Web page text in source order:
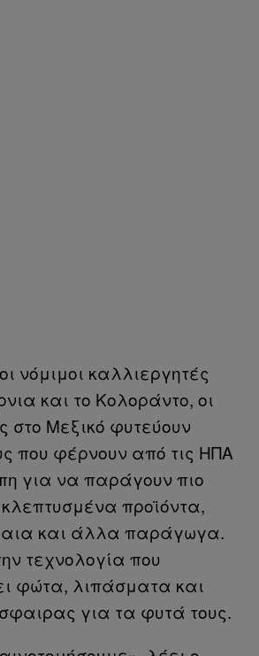
νόμιμοι καλλιεργητές
και το Κολοράντο, οι
στο Μεξικό φυτεύουν
που φέρνουν από τις ΗΠΑ
για να παράγουν πιο
προϊόντα,
και άλλα παράγωγα.
τεχνολογία που
φώτα, λιπάσματα και
για τα φυτά τους.